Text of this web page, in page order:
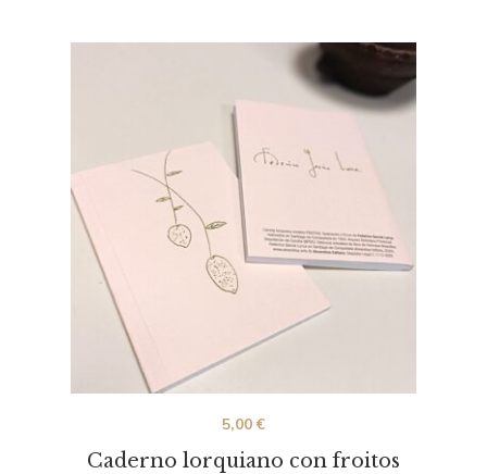
Caderno lorquiano con froitos
5,00€